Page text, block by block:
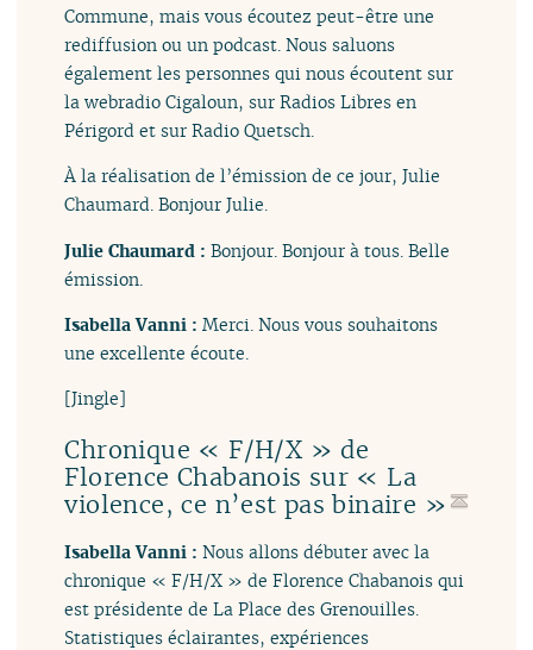
Commune, mais vous écoutez peut-être une
rediffusion ou un podcast. Nous saluons
également les personnes qui nous écoutent sur
la webradio Cigaloun, sur Radios Libres en
Périgord et sur Radio Quetsch.
À la réalisation de l’émission de ce jour, Julie
Chaumard. Bonjour Julie.
Julie Chaumard :Bonjour. Bonjour à tous. Belle
émission.
Isabella Vanni :Merci. Nous vous souhaitons
une excellente écoute.
[Jingle]
Chronique « F/H/X » de
Florence Chabanois sur « La
violence, ce n’est pas binaire »
Isabella Vanni :Nous allons débuter avec la
chronique « F/H/X » de Florence Chabanois qui
est présidente de La Place des Grenouilles.
Statistiques éclairantes, expériences